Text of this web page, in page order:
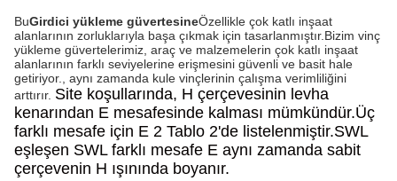
BuGirdici yükleme güvertesineÖzellikle çok katlı inşaat
alanlarının zorluklarıyla başa çıkmak için tasarlanmıştır.Bizim vinç
yükleme güvertelerimiz, araç ve malzemelerin çok katlı inşaat
alanlarının farklı seviyelerine erişmesini güvenli ve basit hale
getiriyor., aynı zamanda kule vinçlerinin çalışma verimliliğini
arttırır. Site koşullarında, H çerçevesinin levha
kenarından E mesafesinde kalması mümkündür.Üç
farklı mesafe için E 2 Tablo 2'de listelenmiştir.SWL
eşleşen SWL farklı mesafe E aynı zamanda sabit
çerçevenin H ışınında boyanır.